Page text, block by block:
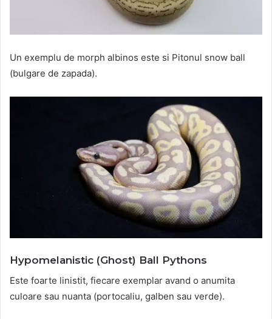
Un exemplu de morph albinos este si Pitonul snow ball
(bulgare de zapada).
Hypomelanistic (Ghost) Ball Pythons
Este foarte linistit, fiecare exemplar avand o anumita
culoare sau nuanta (portocaliu, galben sau verde).